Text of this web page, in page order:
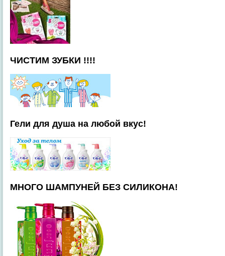
ЧИСТИМ ЗУБКИ !!!!
Гели для душа на любой вкус!
МНОГО ШАМПУНЕЙ БЕЗ СИЛИКОНА!